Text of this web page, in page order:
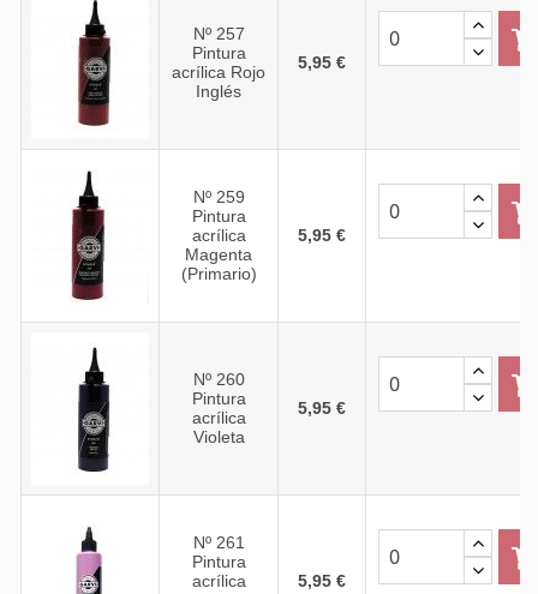
Nº 257
Pintura
acrílica Rojo
Inglés
5,95 €
Nº 259
Pintura
acrílica
Magenta
(Primario)
5,95 €
Nº 260
Pintura
acrílica
Violeta
5,95 €
Nº 261
Pintura
acrílica
5,95 €